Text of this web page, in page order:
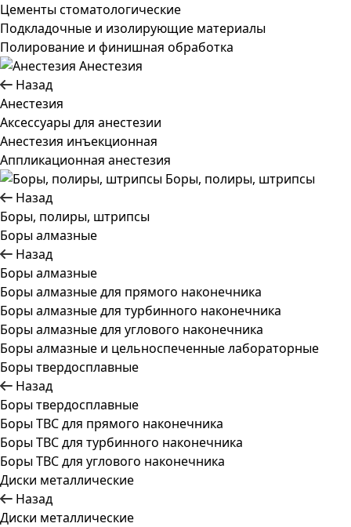
Цементы стоматологические
Подкладочные и изолирующие материалы
Полирование и финишная обработка
Анестезия
Назад
Анестезия
Аксессуары для анестезии
Анестезия инъекционная
Аппликационная анестезия
Боры, полиры, штрипсы
Назад
Боры, полиры, штрипсы
Боры алмазные
Назад
Боры алмазные
Боры алмазные для прямого наконечника
Боры алмазные для турбинного наконечника
Боры алмазные для углового наконечника
Боры алмазные и цельноспеченные лабораторные
Боры твердосплавные
Назад
Боры твердосплавные
Боры ТВС для прямого наконечника
Боры ТВС для турбинного наконечника
Боры ТВС для углового наконечника
Диски металлические
Назад
Диски металлические